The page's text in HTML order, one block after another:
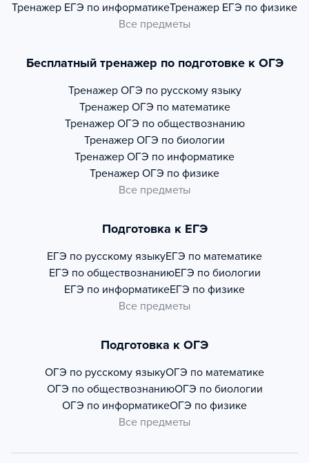
Тренажер ЕГЭ по информатикеТренажер ЕГЭ по физике
Все предметы
Бесплатный тренажер по подготовке к ОГЭ
Тренажер ОГЭ по русскому языку
Тренажер ОГЭ по математике
Тренажер ОГЭ по обществознанию
Тренажер ОГЭ по биологии
Тренажер ОГЭ по информатике
Тренажер ОГЭ по физике
Все предметы
Подготовка к ЕГЭ
ЕГЭ по русскому языкуЕГЭ по математике
ЕГЭ по обществознаниюЕГЭ по биологии
ЕГЭ по информатикеЕГЭ по физике
Все предметы
Подготовка к ОГЭ
ОГЭ по русскому языкуОГЭ по математике
ОГЭ по обществознаниюОГЭ по биологии
ОГЭ по информатикеОГЭ по физике
Все предметы